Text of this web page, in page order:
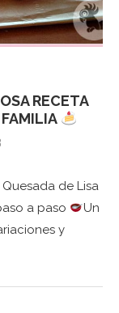
RECETA
FAMILIA
de Lisa
a paso
Un
y